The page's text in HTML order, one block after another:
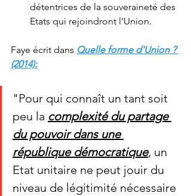
détentrices de la souveraineté des
Etats qui rejoindront l'Union.
Faye écrit dans Quelle forme d'Union ?
(2014):
"Pour qui connaît un tant soit
peu la complexité du partage
du pouvoir dans une
république démocratique, un
Etat unitaire ne peut jouir du
niveau de légitimité nécessaire